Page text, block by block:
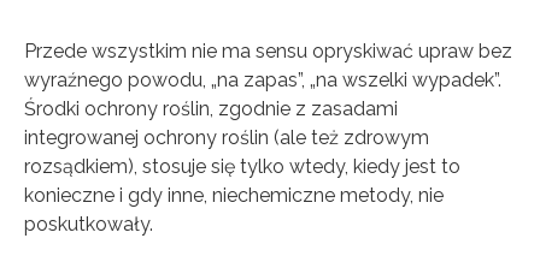
Przede wszystkim nie ma sensu opryskiwać upraw bez
wyraźnego powodu, „na zapas”, „na wszelki wypadek”.
Środki ochrony roślin, zgodnie z zasadami
integrowanej ochrony roślin (ale też zdrowym
rozsądkiem), stosuje się tylko wtedy, kiedy jest to
konieczne i gdy inne, niechemiczne metody, nie
poskutkowały.